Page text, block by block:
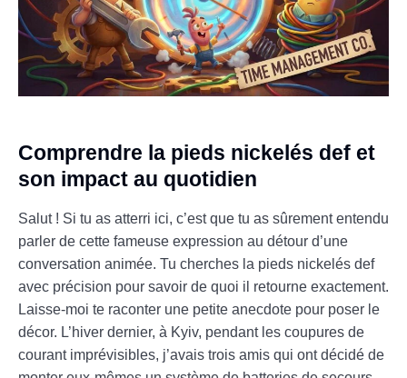
Comprendre la pieds nickelés def et
son impact au quotidien
Salut ! Si tu as atterri ici, c’est que tu as sûrement entendu
parler de cette fameuse expression au détour d’une
conversation animée. Tu cherches la pieds nickelés def
avec précision pour savoir de quoi il retourne exactement.
Laisse-moi te raconter une petite anecdote pour poser le
décor. L’hiver dernier, à Kyiv, pendant les coupures de
courant imprévisibles, j’avais trois amis qui ont décidé de